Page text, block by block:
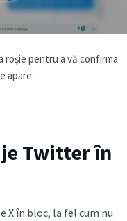
roșie pentru a vă confirma
apare.
Twitter în
X în bloc, la fel cum nu